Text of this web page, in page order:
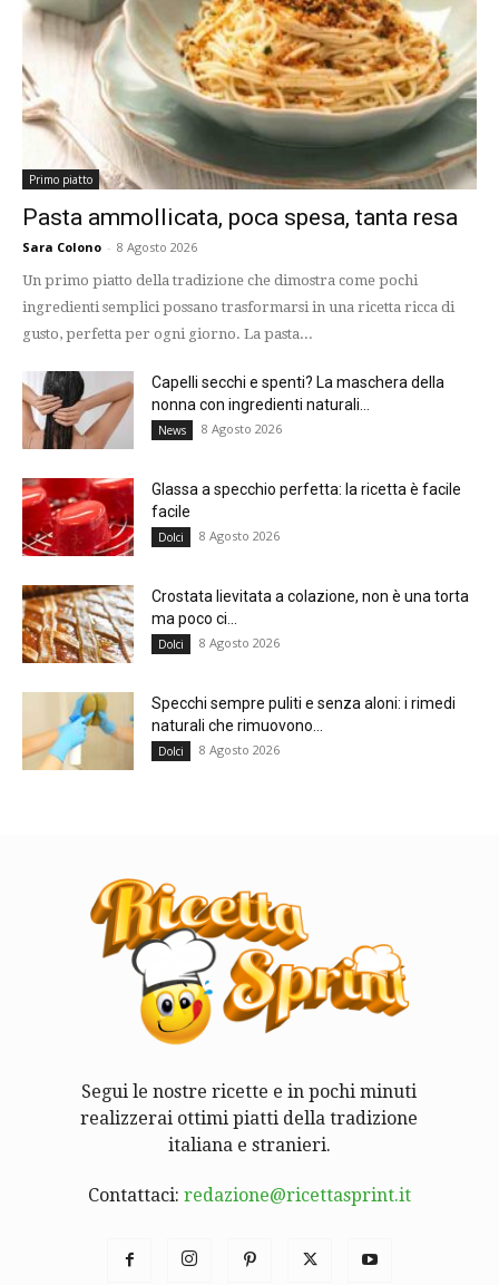
Primo piatto
Pasta ammollicata, poca spesa, tanta resa
Sara Colono - 8 Agosto 2026
Un primo piatto della tradizione che dimostra come pochi
ingredienti semplici possano trasformarsi in una ricetta ricca di
gusto, perfetta per ogni giorno. La pasta...
Capelli secchi e spenti? La maschera della
nonna con ingredienti naturali...
News 8 Agosto 2026
Glassa a specchio perfetta: la ricetta è facile
facile
Dolci 8 Agosto 2026
Crostata lievitata a colazione, non è una torta
ma poco ci...
Dolci 8 Agosto 2026
Specchi sempre puliti e senza aloni: i rimedi
naturali che rimuovono...
Dolci 8 Agosto 2026
Segui le nostre ricette e in pochi minuti
realizzerai ottimi piatti della tradizione
italiana e stranieri.
Contattaci: redazione@ricettasprint.it